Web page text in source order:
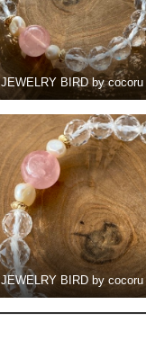
JEWELRY BIRD by cocoru
JEWELRY BIRD by cocoru